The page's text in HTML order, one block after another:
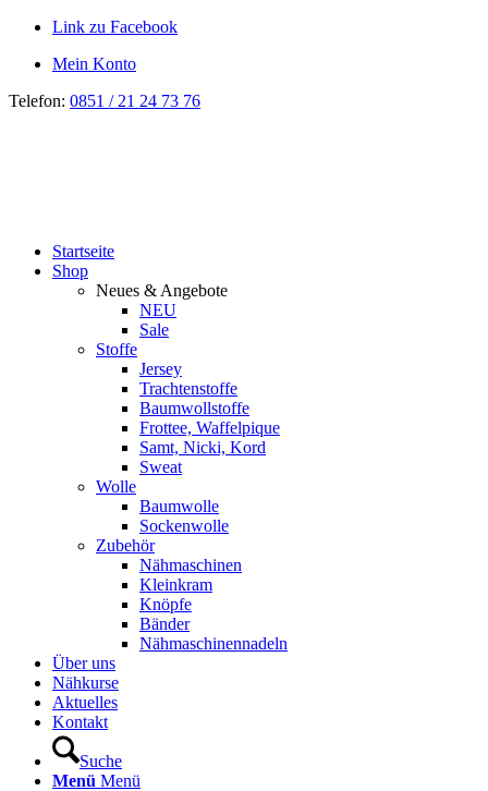
Link zu Facebook
Mein Konto
Telefon: 0851 / 21 24 73 76
Startseite
Shop
Neues & Angebote
NEU
Sale
Stoffe
Jersey
Trachtenstoffe
Baumwollstoffe
Frottee, Waffelpique
Samt, Nicki, Kord
Sweat
Wolle
Baumwolle
Sockenwolle
Zubehör
Nähmaschinen
Kleinkram
Knöpfe
Bänder
Nähmaschinennadeln
Über uns
Nähkurse
Aktuelles
Kontakt
Suche
Menü Menü